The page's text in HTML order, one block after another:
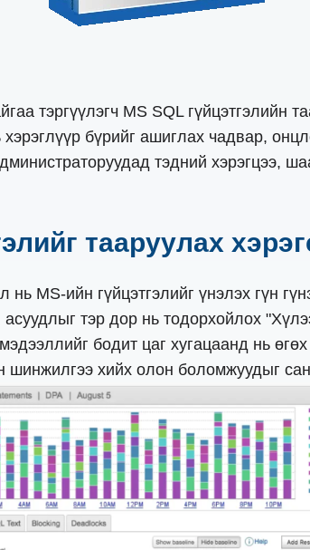
тэргүүлэгч MS SQL гүйцэтгэлийн
бүрийг ашиглах чадвар,
тэдний хэрэгцээ,
тааруулах
MS-ийн гүйцэтгэлийг үнэлэх гүн
тэр дор нь тодорхойлох
бодит цаг хугацаанд нь
шинжилгээ хийх олон боломжуудыг